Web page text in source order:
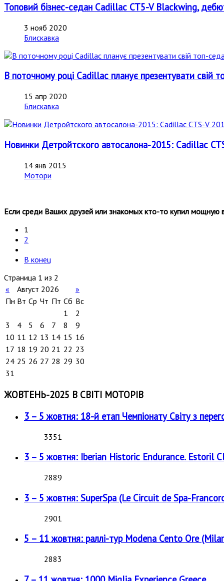
Топовий бізнес-седан Cadillac CT5-V Blackwing,
3 нояб 2020
Блискавка
В поточному році Cadillac планує презентувати
15 апр 2020
Блискавка
Новинки Детройтского автосалона-2015: Cadillac
14 янв 2015
Мотори
Если среди Ваших друзей или знакомых кто-то купил мощную
1
2
В конец
Страница 1 из 2
«
Август 2026
»
Пн Вт Ср Чт Пт Сб Вс
1
2
3
4 5 6 7 8
9
10 11 12 13 14 15 16
17 18 19 20 21 22 23
24 25 26 27 28 29 30
31
ЖОВТЕНЬ-2025 В СВІТІ МОТОРІВ
3 – 5 жовтня: 18-й етап Чемпіонату Світу з
3351
3 – 5 жовтня: Iberian Historic Endurance. Estoril
2889
3 – 5 жовтня: SuperSpa (Le Circuit de Spa-
2901
5 – 11 жовтня: раллі-тур Modena Cento Ore
2883